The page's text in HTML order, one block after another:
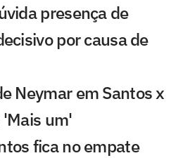
presença de
por causa de
Neymar em Santos x
um'
fica no empate